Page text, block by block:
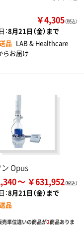
￥4,305（税込）
8月21日（金）まで
品 LAB & Healthcare
らお届け
Opus
￥631,952
8月21日（金）まで
品
売単位違いの商品が2商品ありま